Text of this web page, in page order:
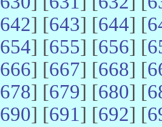
642] [643] [644] [
654] [655] [656] [
666] [667] [668] [
678] [679] [680] [
690] [691] [692] [